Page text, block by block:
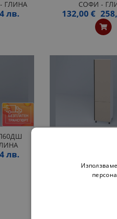
ГЛИНА
лв.
СОФИ -
132,00 €
лв.
П60Х (H-233)